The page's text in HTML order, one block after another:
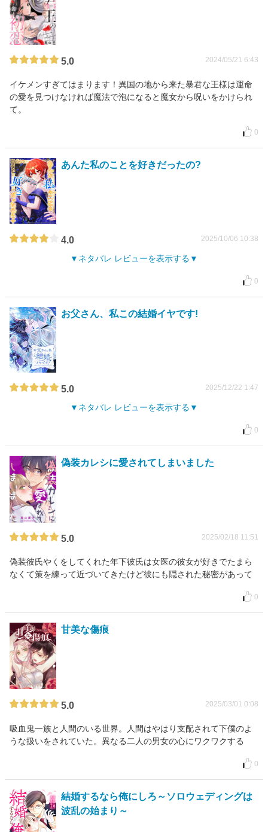
5.0 2024/05/21 6:43
イケメンすぎてはまります！異国の地から来た暴君な王様は運命
の愛を見つけなければ魔法で泡になると魔女から呪いをかけられ
て。
0
あんた私のことを好きだったの?
4.0 2025/10/06 10:38
ネタバレ レビューを表示する
0
お父さん、私この結婚イヤです!
5.0 2025/12/22 1:47
ネタバレ レビューを表示する
0
偽装カレシに愛されてしまいました
5.0 2025/02/18 11:51
偽装彼氏やくをしてくれた年下彼氏は女医の彼女が好きでたまら
なくて策を練って近づいてきたけど彼にも隠された秘密があって
0
甘美な傷痕
5.0 2025/03/01 0:08
吸血鬼一族と人間のいる世界。人間はやはり支配されて下僕のよ
うな扱いをされていた。異なる二人の男女の心にワクワクする
0
結婚するなら俺にしろ～ソロウェディングは
波乱の始まり～